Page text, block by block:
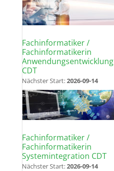
Fachinformatiker /
Fachinformatikerin
Anwendungsentwicklung
CDT
Nächster Start:2026-09-14
Fachinformatiker /
Fachinformatikerin
Systemintegration CDT
Nächster Start:2026-09-14